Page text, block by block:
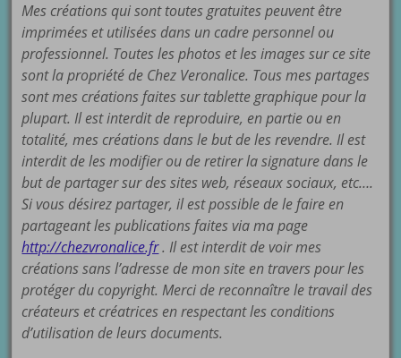
Mes créations qui sont toutes gratuites peuvent être
imprimées et utilisées dans un cadre personnel ou
professionnel. Toutes les photos et les images sur ce site
sont la propriété de Chez Veronalice. Tous mes partages
sont mes créations faites sur tablette graphique pour la
plupart. Il est interdit de reproduire, en partie ou en
totalité, mes créations dans le but de les revendre. Il est
interdit de les modifier ou de retirer la signature dans le
but de partager sur des sites web, réseaux sociaux, etc….
Si vous désirez partager, il est possible de le faire en
partageant les publications faites via ma page
http://chezvronalice.fr. Il est interdit de voir mes
créations sans l’adresse de mon site en travers pour les
protéger du copyright. Merci de reconnaître le travail des
créateurs et créatrices en respectant les conditions
d’utilisation de leurs documents.